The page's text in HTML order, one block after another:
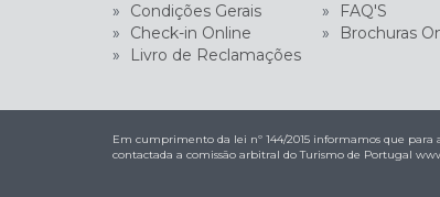
»
Condições Gerais »
FAQ'S
»
Check-in Online »
Brochuras
»
Livro de Reclamações
Em cumprimento da lei nº 144/2015 informamos que para
contactada a comissão arbitral do Turismo de Portugal